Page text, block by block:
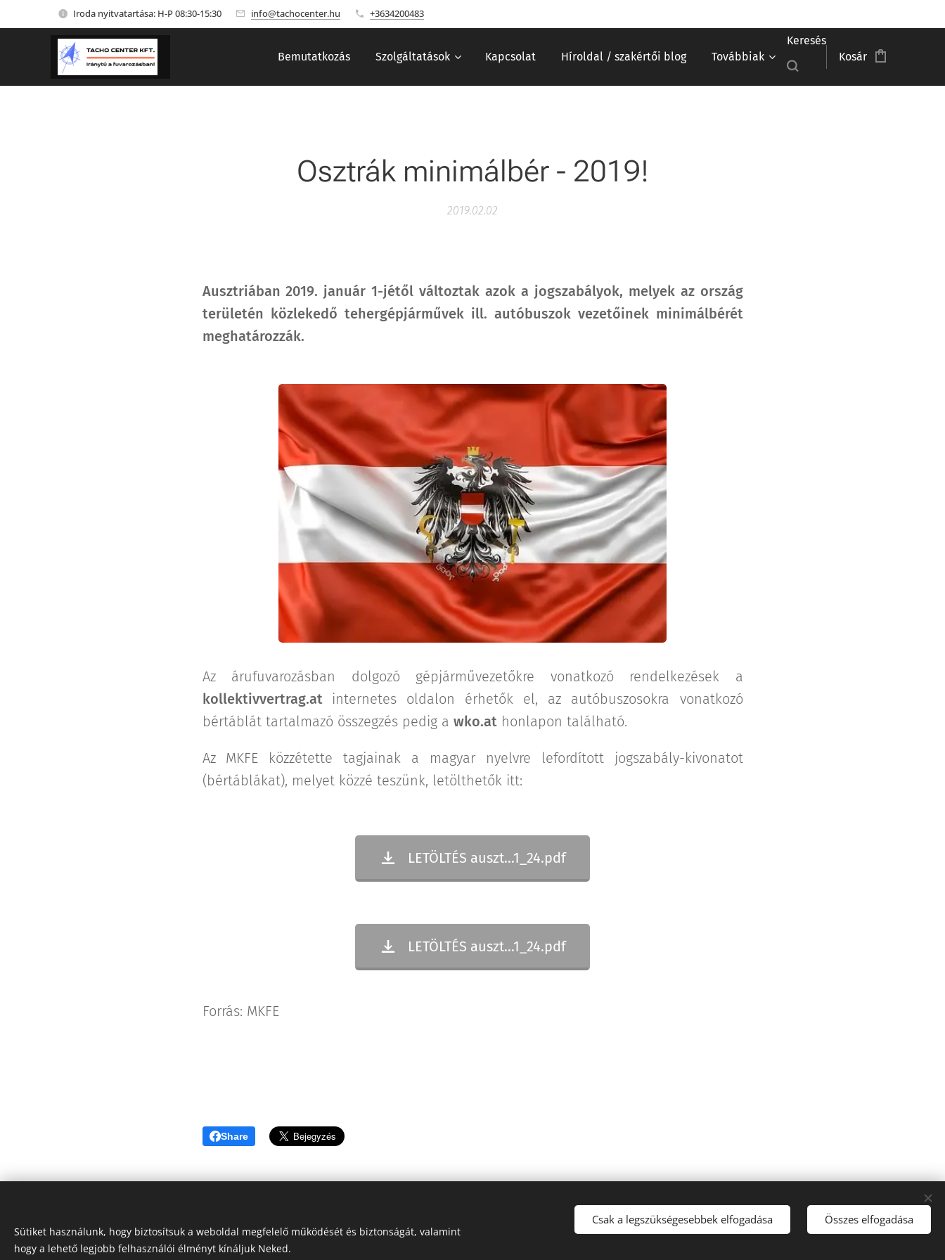
Iroda nyitvatartása: H-P 08:30-15:30 info@tachocenter.hu +3634200483
Bemutatkozás Szolgáltatások Kapcsolat Híroldal / szakértői blog Továbbiak
Keresés
Kosár
Osztrák minimálbér - 2019!
2019.02.02
Ausztriában 2019. január 1-jétől változtak azok a jogszabályok, melyek az ország
területén közlekedő tehergépjárművek ill. autóbuszok vezetőinek minimálbérét
meghatározzák.
Az árufuvarozásban dolgozó gépjárművezetőkre vonatkozó rendelkezések a
kollektivvertrag.at internetes oldalon érhetők el, az autóbuszosokra vonatkozó
bértáblát tartalmazó összegzés pedig a wko.athonlapon található.
Az MKFE közzétette tagjainak a magyar nyelvre lefordított jogszabály-kivonatot
(bértáblákat), melyet közzé teszünk, letölthetők itt:
LETÖLTÉS auszt...1_24.pdf
LETÖLTÉS auszt...1_24.pdf
Forrás: MKFE
Share
Sütiket használunk, hogy biztosítsuk a weboldal megfelelő működését és biztonságát, valamint
hogy a lehető legjobb felhasználói élményt kínáljuk Neked.
Csak a legszükségesebbek elfogadása Összes elfogadása